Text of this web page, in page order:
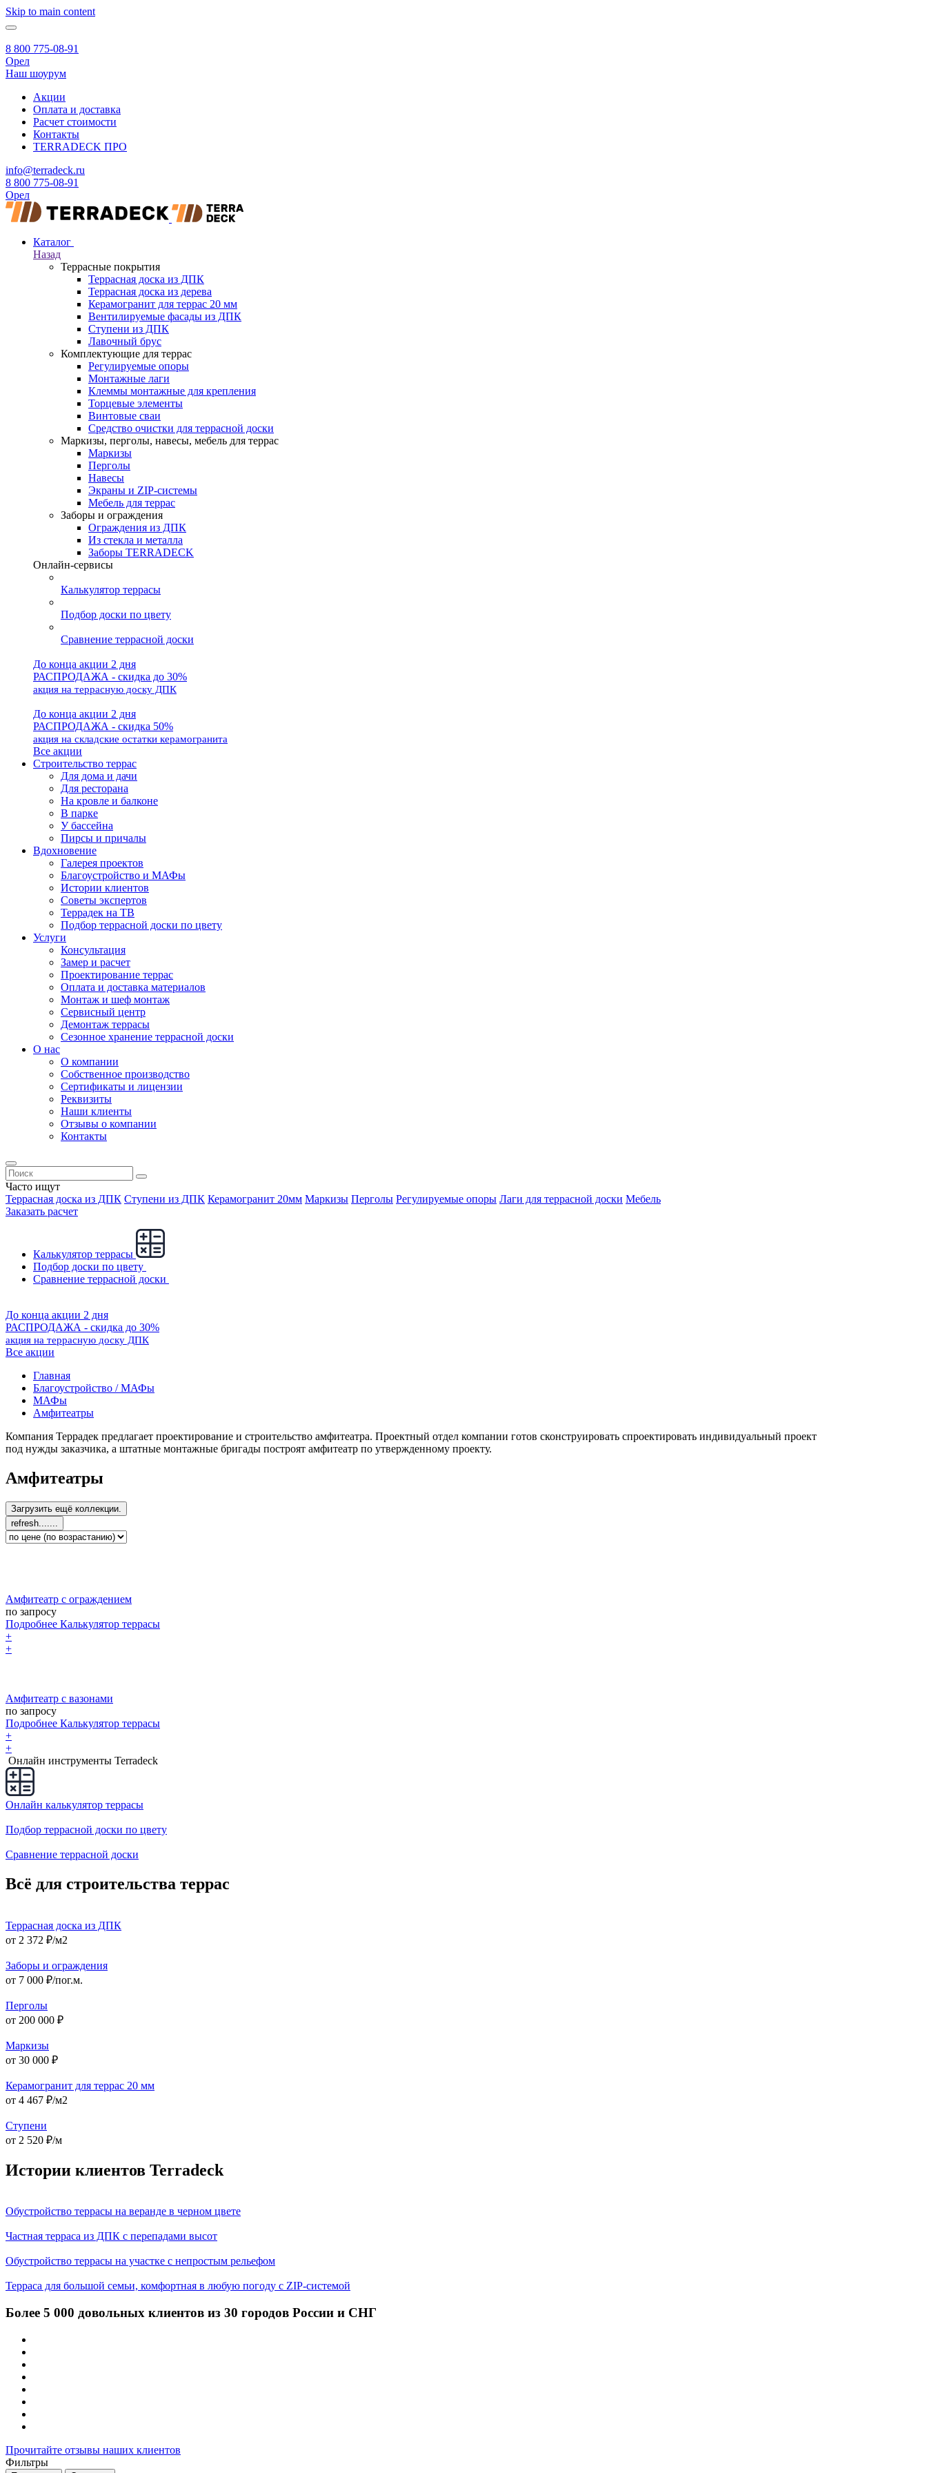
Skip to main content
8 800 775-08-91
Орел
Наш шоурум
Акции
Оплата и доставка
Расчет стоимости
Контакты
TERRADECK ПРО
info@terradeck.ru
8 800 775-08-91
Орел
Каталог
Назад
Террасные покрытия
Террасная доска из ДПК
Террасная доска из дерева
Керамогранит для террас 20 мм
Вентилируемые фасады из ДПК
Ступени из ДПК
Лавочный брус
Комплектующие для террас
Регулируемые опоры
Монтажные лаги
Клеммы монтажные для крепления
Торцевые элементы
Винтовые сваи
Средство очистки для террасной доски
Маркизы, перголы, навесы, мебель для террас
Маркизы
Перголы
Навесы
Экраны и ZIP-системы
Мебель для террас
Заборы и ограждения
Ограждения из ДПК
Из стекла и металла
Заборы TERRADECK
Онлайн-сервисы
Калькулятор террасы
Подбор доски по цвету
Сравнение террасной доски
До конца акции 2 дня
РАСПРОДАЖА - скидка до 30%
акция на террасную доску ДПК
До конца акции 2 дня
РАСПРОДАЖА - скидка 50%
акция на складские остатки керамогранита
Все акции
Строительство террас
Для дома и дачи
Для ресторана
На кровле и балконе
В парке
У бассейна
Пирсы и причалы
Вдохновение
Галерея проектов
Благоустройство и МАФы
Истории клиентов
Советы экспертов
Террадек на ТВ
Подбор террасной доски по цвету
Услуги
Консультация
Замер и расчет
Проектирование террас
Оплата и доставка материалов
Монтаж и шеф монтаж
Сервисный центр
Демонтаж террасы
Сезонное хранение террасной доски
О нас
О компании
Собственное производство
Сертификаты и лицензии
Реквизиты
Наши клиенты
Отзывы о компании
Контакты
Часто ищут
Террасная доска из ДПК Ступени из ДПК Керамогранит 20мм Маркизы Перголы Регулируемые опоры Лаги для террасной доски Мебель
Заказать расчет
Калькулятор террасы
Подбор доски по цвету
Сравнение террасной доски
До конца акции 2 дня
РАСПРОДАЖА - скидка до 30%
акция на террасную доску ДПК
Все акции
Главная
Благоустройство / МАФы
МАФы
Амфитеатры
Компания Террадек предлагает проектирование и строительство амфитеатра. Проектный отдел компании готов сконструировать спроектировать индивидуальный проект
под нужды заказчика, а штатные монтажные бригады построят амфитеатр по утвержденному проекту.
Амфитеатры
Амфитеатр с ограждением
по запросу
Подробнее Калькулятор террасы
+
+
Амфитеатр с вазонами
по запросу
Подробнее Калькулятор террасы
+
+
Онлайн инструменты Terradeck
Онлайн калькулятор террасы
Подбор террасной доски по цвету
Сравнение террасной доски
Всё для строительства террас
Террасная доска из ДПК
от 2 372 ₽/м2
Заборы и ограждения
от 7 000 ₽/пог.м.
Перголы
от 200 000 ₽
Маркизы
от 30 000 ₽
Керамогранит для террас 20 мм
от 4 467 ₽/м2
Ступени
от 2 520 ₽/м
Истории клиентов Terradeck
Обустройство террасы на веранде в черном цвете
Частная терраса из ДПК с перепадами высот
Обустройство террасы на участке с непростым рельефом
Терраса для большой семьи, комфортная в любую погоду с ZIP-системой
Более 5 000 довольных клиентов из 30 городов России и СНГ
Прочитайте отзывы наших клиентов
Фильтры